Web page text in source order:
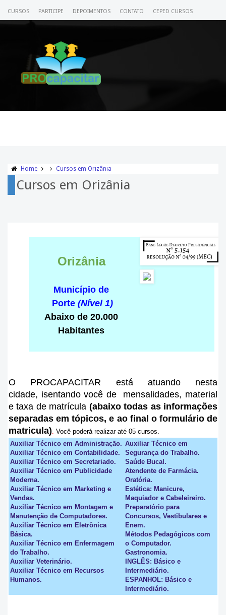
CURSOS PARTICIPE DEPOIMENTOS CONTATO CEPED CURSOS
Home Cursos em Orizânia
Cursos em Orizânia
Orizânia
Município de
Porte (Nível 1)
Abaixo de 20.000
Habitantes
O PROCAPACITAR está atuando nesta
cidade, isentando você de mensalidades, material
e taxa de matrícula (abaixo todas as informações
separadas em tópicos, e ao final o formulário de
matricula). Você poderá realizar até 05 cursos.
Auxiliar Técnico em Administração.
Auxiliar Técnico em Contabilidade.
Auxiliar Técnico em Secretariado.
Auxiliar Técnico em Publicidade
Moderna.
Auxiliar Técnico em Marketing e
Vendas.
Auxiliar Técnico em Montagem e
Manutenção de Computadores.
Auxiliar Técnico em Eletrônica
Básica.
Auxiliar Técnico em Enfermagem
do Trabalho.
Auxiliar Veterinário.
Auxiliar Técnico em Recursos
Humanos.
Auxiliar Técnico em
Segurança do Trabalho.
Saúde Bucal.
Atendente de Farmácia.
Oratória.
Estética: Manicure,
Maquiador e Cabeleireiro.
Preparatório para
Concursos, Vestibulares e
Enem.
Métodos Pedagógicos com
o Computador.
Gastronomia.
INGLÊS: Básico e
Intermediário.
ESPANHOL: Básico e
Intermediário.